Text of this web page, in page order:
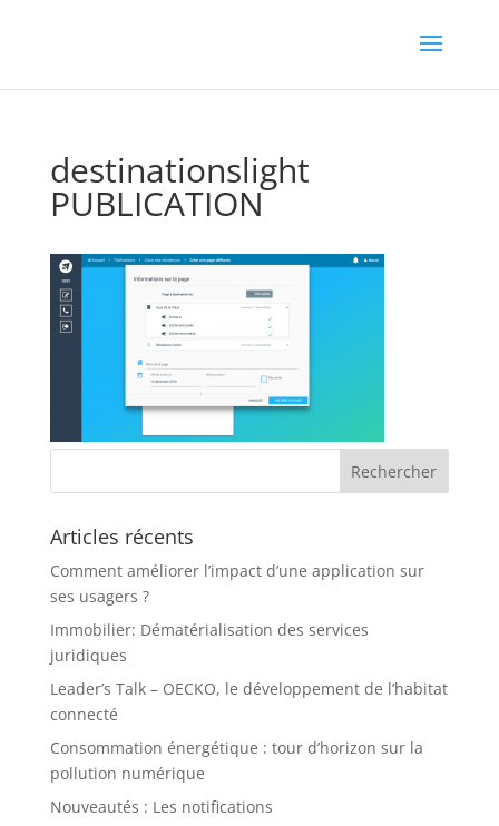
destinationslight
PUBLICATION
Articles récents
Comment améliorer l’impact d’une application sur
ses usagers ?
Immobilier: Dématérialisation des services
juridiques
Leader’s Talk – OECKO, le développement de l’habitat
connecté
Consommation énergétique : tour d’horizon sur la
pollution numérique
Nouveautés : Les notifications